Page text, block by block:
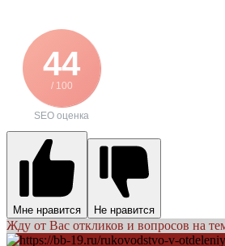
44
/ 100
SEO оценка
Мне нравится Не нравится
Жду от Вас откликов и вопросов на